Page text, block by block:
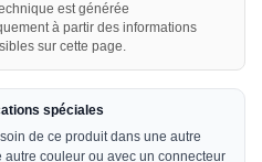
est générée
à partir des informations
sur cette page.
spéciales
de ce produit dans une autre
autre couleur ou avec un connecteur